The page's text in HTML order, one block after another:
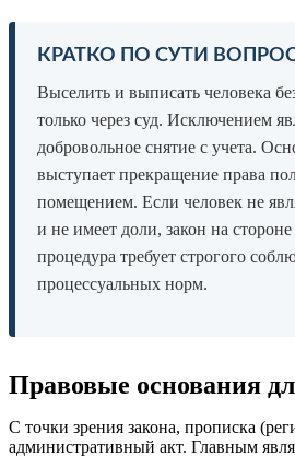
КРАТКО ПО СУТИ
Выселить и выписать человека
только через суд. Исключением
добровольное снятие с учета.
выступает прекращение права
помещением. Если человек не
и не имеет доли, закон на
процедура требует строгого
процессуальных норм.
Правовые основания
С точки зрения закона, прописка
административный акт. Главным